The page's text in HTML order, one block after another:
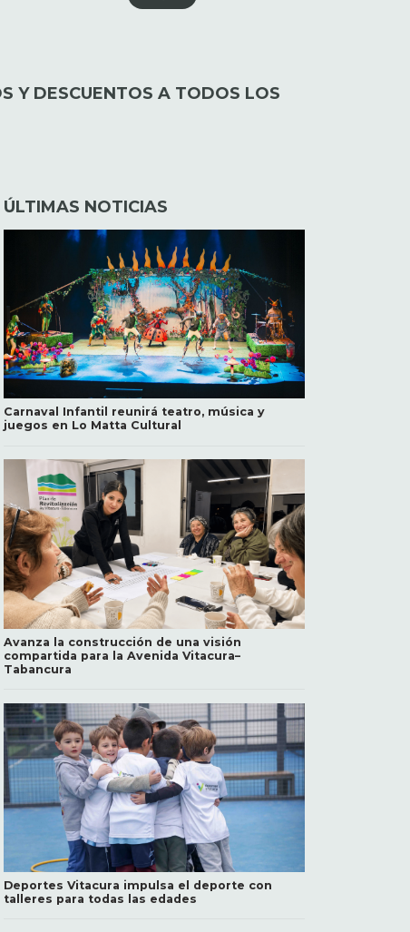
Y DESCUENTOS A TODOS LOS
ÚLTIMAS NOTICIAS
Carnaval Infantil reunirá teatro, música y
juegos en Lo Matta Cultural
Avanza la construcción de una visión
compartida para la Avenida Vitacura–
Tabancura
Deportes Vitacura impulsa el deporte con
talleres para todas las edades